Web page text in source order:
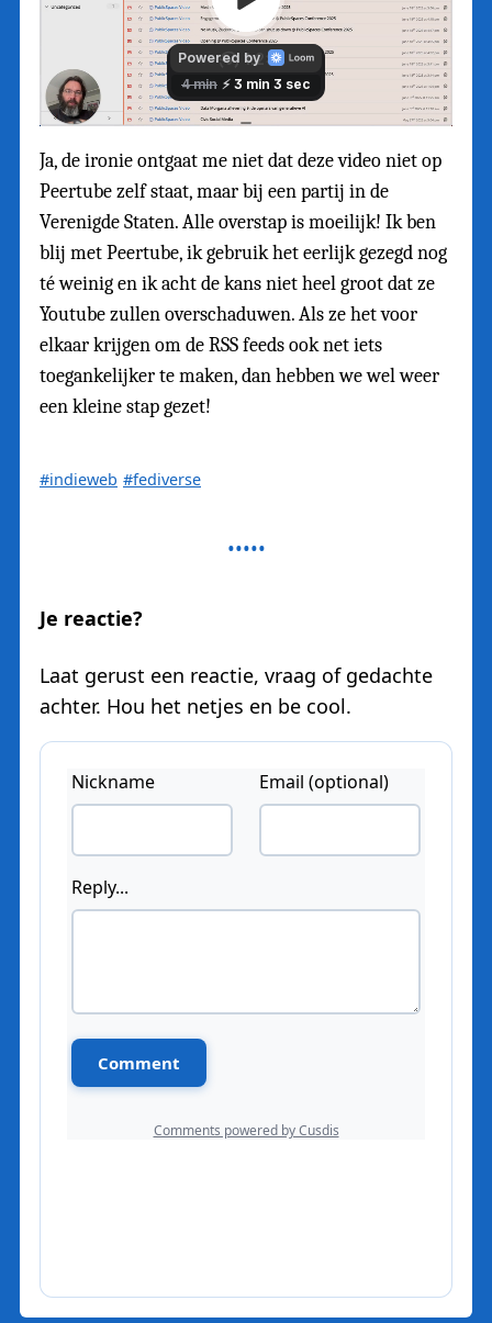
Ja, de ironie ontgaat me niet dat deze video niet op
Peertube zelf staat, maar bij een partij in de
Verenigde Staten. Alle overstap is moeilijk! Ik ben
blij met Peertube, ik gebruik het eerlijk gezegd nog
té weinig en ik acht de kans niet heel groot dat ze
Youtube zullen overschaduwen. Als ze het voor
elkaar krijgen om de RSS feeds ook net iets
toegankelijker te maken, dan hebben we wel weer
een kleine stap gezet!
#indieweb #fediverse
Je reactie?
Laat gerust een reactie, vraag of gedachte
achter. Hou het netjes en be cool.